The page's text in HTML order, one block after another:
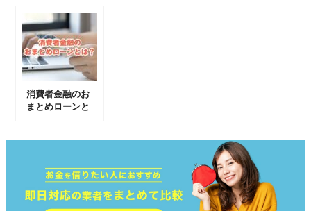
消費者金融のお
まとめローンと